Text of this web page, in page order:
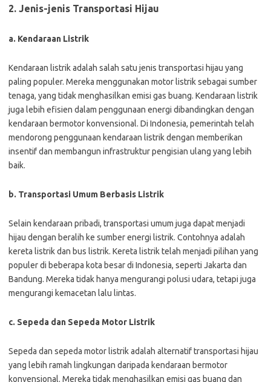
2. Jenis-jenis Transportasi Hijau
a. Kendaraan Listrik
Kendaraan listrik adalah salah satu jenis transportasi hijau yang
paling populer. Mereka menggunakan motor listrik sebagai sumber
tenaga, yang tidak menghasilkan emisi gas buang. Kendaraan listrik
juga lebih efisien dalam penggunaan energi dibandingkan dengan
kendaraan bermotor konvensional. Di Indonesia, pemerintah telah
mendorong penggunaan kendaraan listrik dengan memberikan
insentif dan membangun infrastruktur pengisian ulang yang lebih
baik.
b. Transportasi Umum Berbasis Listrik
Selain kendaraan pribadi, transportasi umum juga dapat menjadi
hijau dengan beralih ke sumber energi listrik. Contohnya adalah
kereta listrik dan bus listrik. Kereta listrik telah menjadi pilihan yang
populer di beberapa kota besar di Indonesia, seperti Jakarta dan
Bandung. Mereka tidak hanya mengurangi polusi udara, tetapi juga
mengurangi kemacetan lalu lintas.
c. Sepeda dan Sepeda Motor Listrik
Sepeda dan sepeda motor listrik adalah alternatif transportasi hijau
yang lebih ramah lingkungan daripada kendaraan bermotor
konvensional. Mereka tidak menghasilkan emisi gas buang dan